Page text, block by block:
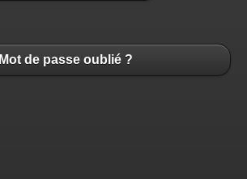
Mot de passe oublié ?